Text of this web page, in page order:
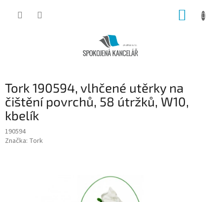
Tork 190594, vlhčené utěrky na
čištění povrchů, 58 útržků, W10,
kbelík
190594
Značka: Tork